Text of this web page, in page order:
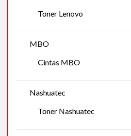
Toner Lenovo
MBO
Cintas MBO
Nashuatec
Toner Nashuatec